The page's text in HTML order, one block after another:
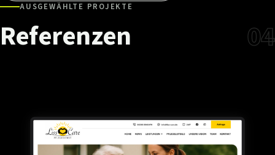
AUSGEWÄHLTE PROJEKTE
Referenzen 04